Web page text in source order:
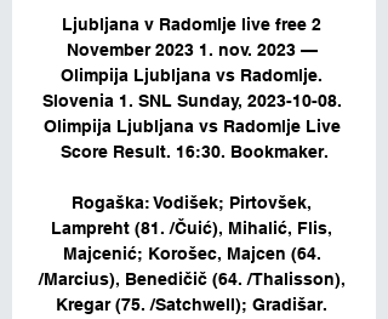
Ljubljana v Radomlje live free 2
November 2023 1. nov. 2023 —
Olimpija Ljubljana vs Radomlje.
Slovenia 1. SNL Sunday, 2023-10-08.
Olimpija Ljubljana vs Radomlje Live
Score Result. 16:30. Bookmaker.
Rogaška: Vodišek; Pirtovšek,
Lampreht (81. /Čuić), Mihalić, Flis,
Majcenić; Korošec, Majcen (64.
/Marcius), Benedičič (64. /Thalisson),
Kregar (75. /Satchwell); Gradišar.